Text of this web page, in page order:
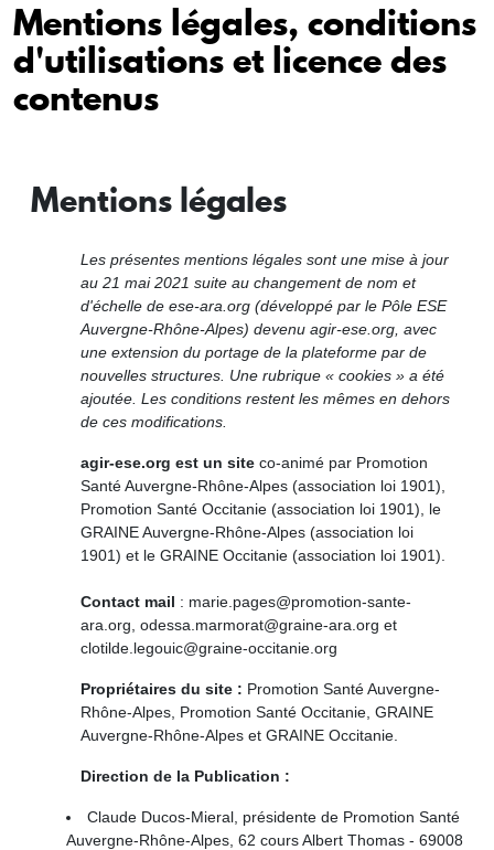
Mentions légales, conditions
d'utilisations et licence des
contenus
Mentions légales
Les présentes mentions légales sont une mise à jour
au 21 mai 2021 suite au changement de nom et
d'échelle de ese-ara.org (développé par le Pôle ESE
Auvergne-Rhône-Alpes) devenu agir-ese.org, avec
une extension du portage de la plateforme par de
nouvelles structures. Une rubrique « cookies » a été
ajoutée. Les conditions restent les mêmes en dehors
de ces modifications.
agir-ese.org est un site co-animé par Promotion
Santé Auvergne-Rhône-Alpes (association loi 1901),
Promotion Santé Occitanie (association loi 1901), le
GRAINE Auvergne-Rhône-Alpes (association loi
1901) et le GRAINE Occitanie (association loi 1901).
Contact mail : marie.pages@promotion-sante-
ara.org, odessa.marmorat@graine-ara.org et
clotilde.legouic@graine-occitanie.org
Propriétaires du site : Promotion Santé Auvergne-
Rhône-Alpes, Promotion Santé Occitanie, GRAINE
Auvergne-Rhône-Alpes et GRAINE Occitanie.
Direction de la Publication :
Claude Ducos-Mieral, présidente de Promotion Santé
Auvergne-Rhône-Alpes, 62 cours Albert Thomas - 69008